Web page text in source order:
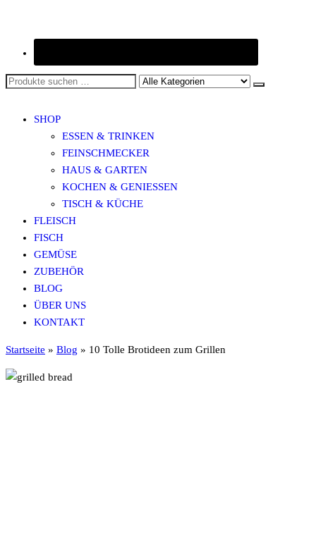
SHOP
ESSEN & TRINKEN
FEINSCHMECKER
HAUS & GARTEN
KOCHEN & GENIESSEN
TISCH & KÜCHE
FLEISCH
FISCH
GEMÜSE
ZUBEHÖR
BLOG
ÜBER UNS
KONTAKT
Startseite » Blog » 10 Tolle Brotideen zum Grillen